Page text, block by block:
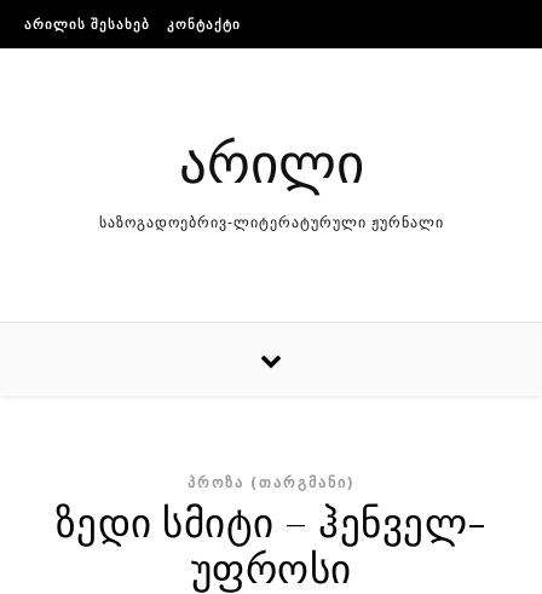
Skip to content
ᲐᲠᲘᲚᲘᲡ ᲨᲔᲡᲐᲮᲔᲑ ᲙᲝᲜᲢᲐᲥᲢᲘ
არილი
საზოგადოებრივ-ლიტერატურული ჟურნალი
ᲞᲠᲝᲖᲐ (ᲗᲐᲠᲒᲛᲐᲜᲘ)
ზედი სმიტი – ჰენველ-
უფროსი